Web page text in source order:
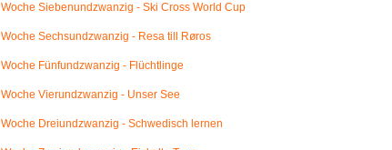
Woche Siebenundzwanzig - Ski Cross World Cup
Woche Sechsundzwanzig - Resa till Røros
Woche Fünfundzwanzig - Flüchtlinge
Woche Vierundzwanzig - Unser See
Woche Dreiundzwanzig - Schwedisch lernen